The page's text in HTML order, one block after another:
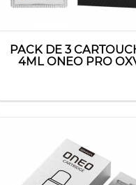
PACK DE 3
4ML ONEO PRO